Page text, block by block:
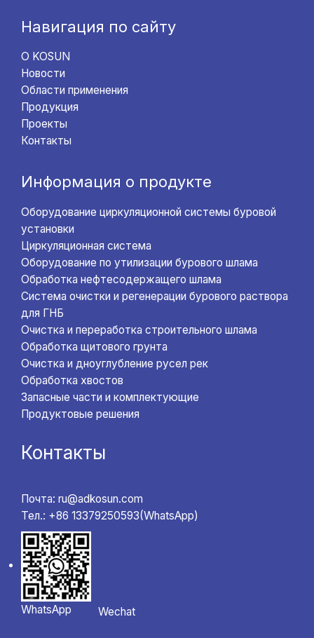
Навигация по сайту
О KOSUN
Новости
Области применения
Продукция
Проекты
Контакты
Информация о продукте
Оборудование циркуляционной системы буровой
установки
Циркуляционная система
Оборудование по утилизации бурового шлама
Обработка нефтесодержащего шлама
Система очистки и регенерации бурового раствора
для ГНБ
Очистка и переработка строительного шлама
Обработка щитового грунта
Очистка и дноуглубление русел рек
Обработка хвостов
Запасные части и комплектующие
Продуктовые решения
Контакты
Почта: ru@adkosun.com
Тел.: +86 13379250593(WhatsApp)
WhatsApp Wechat